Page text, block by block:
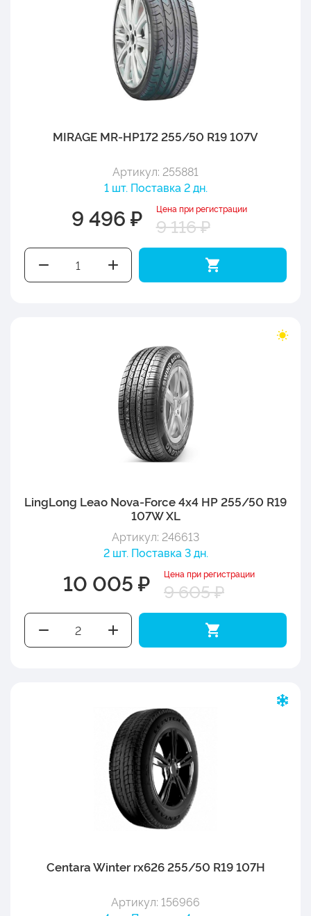
MIRAGE MR-HP172 255/50 R19 107V
Артикул: 255881
1 шт. Поставка 2 дн.
9 496 ₽ Цена при регистрации
9 116 ₽
LingLong Leao Nova-Force 4x4 HP 255/50 R19
107W XL
Артикул: 246613
2 шт. Поставка 3 дн.
10 005 ₽ Цена при регистрации
9 605 ₽
Centara Winter rx626 255/50 R19 107H
Артикул: 156966